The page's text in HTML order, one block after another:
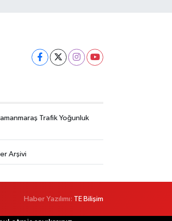
Trafik Yoğunluk
Arşivi
Haber Yazılımı: TE Bilişim